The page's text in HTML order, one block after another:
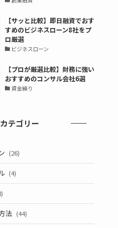
【サッと比較】即日融資でおす
すめのビジネスローン8社をプ
ロ厳選
ビジネスローン
【プロが厳選比較】財務に強い
おすすめのコンサル会社6選
資金繰り
カテゴリー
(26)
(4)
法 (44)